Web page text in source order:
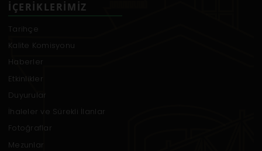
İÇERIKLERIMIZ
Tarihçe
Kalite Komisyonu
Haberler
Etkinlikler
Duyurular
İhaleler ve Sürekli İlanlar
Fotoğraflar
Mezunlar